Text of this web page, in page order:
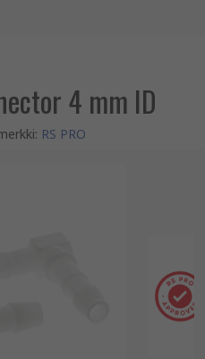
4 mm ID
: RS PRO